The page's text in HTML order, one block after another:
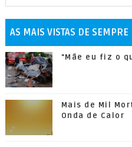
AS MAIS VISTAS DE SEMPRE
"Mãe eu fiz o
Mais de Mil
Onda de Calor